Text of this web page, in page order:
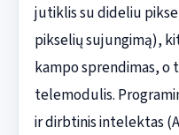
jutiklis su dideliu
pikselių sujungimą),
kampo sprendimas, o
telemodulis.
ir dirbtinis intelektas